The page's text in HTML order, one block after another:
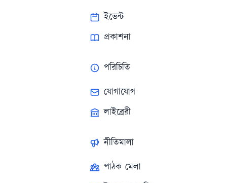
ইভেন্ট
প্রকাশনা
পরিচিতি
যোগাযোগ
লাইব্রেরী
নীতিমালা
পাঠক মেলা